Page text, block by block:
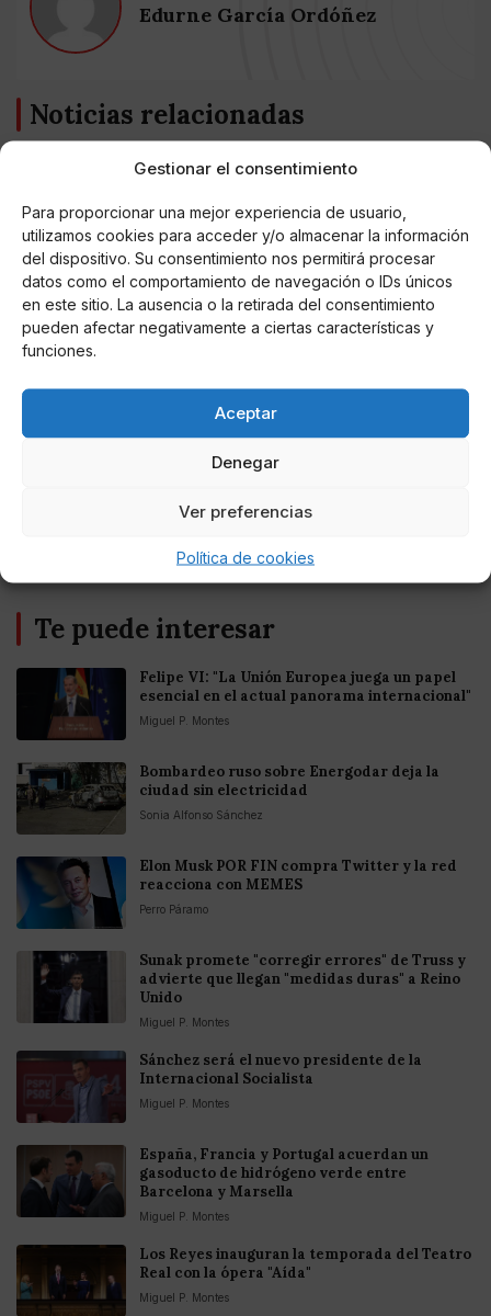
Gestionar el consentimiento
Para proporcionar una mejor experiencia de usuario,
utilizamos cookies para acceder y/o almacenar la información
del dispositivo. Su consentimiento nos permitirá procesar
datos como el comportamiento de navegación o IDs únicos
en este sitio. La ausencia o la retirada del consentimiento
pueden afectar negativamente a ciertas características y
funciones.
Aceptar
Denegar
Ver preferencias
Política de cookies
Edurne García Ordóñez
Noticias relacionadas
Mejores Cripto Casinos Online en
Online Casino
Mejores Casinos Online con Bitcoin y
Criptomonedas en Argentina 2025
criptomonedas y Bitcoin en México 2025
Fortnite regresa para iOS en la Unión
Te puede interesar
Felipe VI: "La Unión Europea juega un papel
esencial en el actual panorama internacional"
Miguel P. Montes
Bombardeo ruso sobre Energodar deja la
ciudad sin electricidad
Sonia Alfonso Sánchez
Elon Musk POR FIN compra Twitter y la red
reacciona con MEMES
Perro Páramo
Sunak promete "corregir errores" de Truss y
advierte que llegan "medidas duras" a Reino
Unido
Miguel P. Montes
Sánchez será el nuevo presidente de la
Internacional Socialista
Miguel P. Montes
España, Francia y Portugal acuerdan un
gasoducto de hidrógeno verde entre
Barcelona y Marsella
Miguel P. Montes
Los Reyes inauguran la temporada del Teatro
Real con la ópera "Aída"
Miguel P. Montes